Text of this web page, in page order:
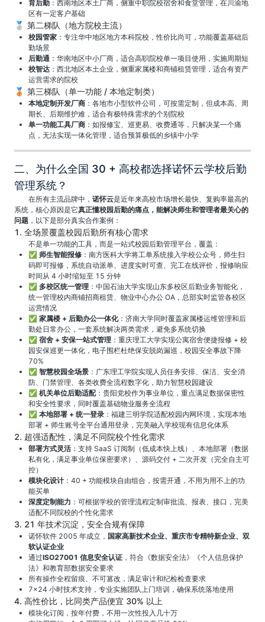
育后勤 ：西南地区本土厂商，侧重中职院校宿舍和食堂管理，在川渝地
区有一定客户基础
🥈 第二梯队（地方院校主流）
校园管家 ：专注华中地区地方本科院校，性价比尚可，功能覆盖基础后
勤场景
后勤通 ：华南地区中小厂商，适合高职院校单一项目使用，实施周期短
校智达 ：西北地区本土企业，侧重家属楼和商铺租赁管理，适合有资产
运营需求的院校
🥉 第三梯队（单一功能 / 本地定制类）
本地定制开发厂商 ：各地市小型软件公司，可按需定制，但成本高、周
期长、后期维护难，适合有极特殊需求的个别院校
单一功能工具厂商 ：如报修宝、巡更易、收费通等，只解决某一个痛
点，无法实现一体化管理，适合预算极低的乡镇中小学
二、为什么全国 30 + 高校都选择诺怀云学校后勤
管理系统？
在所有主流品牌中， 诺怀云是近年来高校市场增长最快、复购率最高的
系统，核心原因是它真正懂校园后勤的痛点，能解决师生和管理者最关心的
问题 ，以下是部分真实合作案例：
1. 全场景覆盖校园后勤所有核心需求
不是单一功能的工具，而是一站式校园后勤管理平台，覆盖：
✅ 师生智能报修 ：南方医科大学将工单系统接入学校公众号，师生扫
码即可报修，系统自动派单、进度实时可查、完工在线评价，报修响应
时间从 4 小时缩短至 15 分钟
✅ 多校区统一管理 ：中国石油大学实现山东多校区后勤业务智能化，
统一管理校内商铺招商租赁、物业中心办公 OA，总部实时监管各校区
运营情况
✅ 家属楼 + 后勤办公一体化：济南大学同时覆盖家属楼运维管理和后
勤处日常办公，一套系统解决两类需求，避免多系统切换
✅ 宿舍 + 安保一站式管理 ：重庆理工大学实现公寓宿舍便捷报修 + 校
园安保巡更一体化，电子围栏杜绝保安脱岗漏巡，校园安全事故下降
70%
✅ 智慧校园全场景 ：广东理工学院实现人员任务安排、保洁、安全消
防、门禁管理、各类收费全流程数字化，助力智慧校园建设
✅ 机关单位后勤适配：贵阳党校作为事业单位，重点满足数据保密性
和安全性要求，同时覆盖基础物业服务全流程
✅ 本地部署 + 统一登录 ：福建三明学院适配校园内网环境，实现本地
部署 + 师生账号全平台通用登录，完美融入学校现有信息化体系
2. 超强适配性，满足不同院校个性化需求
部署方式灵活 ：支持 SaaS 订阅制（低成本快上线）、本地部署（数据
私有化，满足事业单位保密要求）、源码交付 + 二次开发（完全自主可
控）
模块化设计 ：40 + 功能模块自由组合，按需开通，不用为用不上的功
能买单
深度定制能力 ：可根据学校的管理流程定制审批流、报表、接口，完美
适配不同院校的个性化需求
3. 21 年技术沉淀，安全合规有保障
诺怀软件 2005 年成立， 国家高新技术企业、重庆市专精特新企业、双
软认证企业
通过ISO27001 信息安全认证 ，符合《数据安全法》《个人信息保护
法》和教育部数据安全要求
所有操作全程留痕、不可篡改，满足审计和纪检检查要求
7×24 小时技术支持，专业实施团队上门培训，确保系统落地使用
4. 高性价比，比同类产品便宜 30% 以上
模块化订阅，按年付费，不用一次性投入几十万